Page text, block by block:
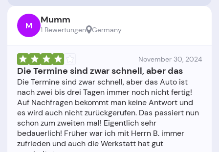
M Mumm
1 Bewertungen Germany
November 30, 2024
Die Termine sind zwar schnell, aber das
Die Termine sind zwar schnell, aber das Auto ist
nach zwei bis drei Tagen immer noch nicht fertig!
Auf Nachfragen bekommt man keine Antwort und
es wird auch nicht zurückgerufen. Das passiert nun
schon zum zweiten mal! Eigentlich sehr
bedauerlich! Früher war ich mit Herrn B. immer
zufrieden und auch die Werkstatt hat gut